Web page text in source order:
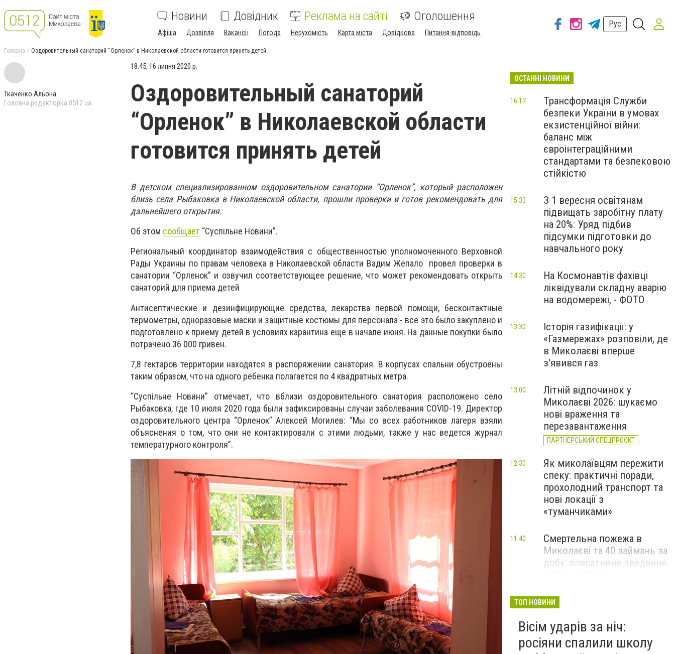
Новини Довідник Реклама на сайті Оголошення
Афіша Дозвілля Вакансії Погода Нерухомість Карта міста Довідкова Питання-відповідь
Рус
Головна Оздоровительный санаторий “Орленок” в Николаевской области готовится принять детей
Ткаченко Альона
Головна редакторка 0512.ua
18:45, 16 липня 2020 р.
Оздоровительный санаторий
“Орленок” в Николаевской области
готовится принять детей
В детском специализированном оздоровительном санатории “Орленок”, который расположен
близь села Рыбаковка в Николаевской области, прошли проверки и готов рекомендовать для
дальнейшего открытия.
Об этом сообщает “Суспільне Новини”.
Региональный координатор взаимодействия с общественностью уполномоченного Верховной
Рады Украины по правам человека в Николаевской области Вадим Жепало провел проверки в
санатории “Орленок” и озвучил соответствующее решение, что может рекомендовать открыть
санаторий для приема детей
Антисептические и дезинфицирующие средства, лекарства первой помощи, бесконтактные
термометры, одноразовые маски и защитные костюмы для персонала - все это было закуплено и
подготовлено к приему детей в условиях карантина еще в начале июня. На данные покупки было
потрачено 36 000 гривен.
7,8 гектаров территории находятся в распоряжении санатория. В корпусах спальни обустроены
таким образом, что на одного ребенка полагается по 4 квадратных метра.
“Суспільне Новини” отмечает, что вблизи оздоровительного санатория расположено село
Рыбаковка, где 10 июля 2020 года были зафиксированы случаи заболевания COVID-19. Директор
оздоровительного центра “Орленок” Алексей Могилев: “Мы со всех работников лагеря взяли
объяснения о том, что они не контактировали с этими людьми, также у нас ведется журнал
температурного контроля”.
ОСТАННІ НОВИНИ
Трансформація Служби
безпеки України в умовах
екзистенційної війни:
баланс між
євроінтеграційними
стандартами та безпековою
стійкістю
16:17
З 1 вересня освітянам
підвищать заробітну плату
на 20%: Уряд підбив
підсумки підготовки до
навчального року
15:30
На Космонавтів фахівці
ліквідували складну аварію
на водомережі, - ФОТО
14:30
Історія газифікації: у
«Газмережах» розповіли, де
в Миколаєві вперше
з'явився газ
13:30
Літній відпочинок у
Миколаєві 2026: шукаємо
нові враження та
перезавантаження
ПАРТНЕРСЬКИЙ СПЕЦПРОЄКТ
13:00
Як миколаївцям пережити
спеку: практичні поради,
прохолодний транспорт та
нові локації з
«туманчиками»
12:30
Смертельна пожежа в
Миколаєві та 40 займань за
добу: оперативне зведення
11:40
Смертельна ДТП за участі
Миколаєва: один загиблий
та поранена, - ФОТО
11:00
ТОП НОВИНИ
Вісім ударів за ніч:
росіяни спалили школу